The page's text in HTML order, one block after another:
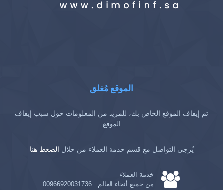
الموقع مُغلق
تم إيقاف الموقع الخاص بك، للمزيد من المعلومات حول سبب إيقاف
الموقع
يُرجى التواصل مع قسم خدمة العملاء من خلال الضغط هنا
خدمة العملاء
من جميع أنحاء العالم : 00966920031736